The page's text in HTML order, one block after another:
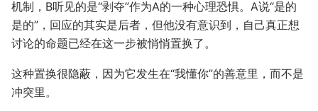
机制，B听见的是“剥夺”作为A的一种心理恐惧。A说“是的
是的”，回应的其实是后者，但他没有意识到，自己真正想
讨论的命题已经在这一步被悄悄置换了。
这种置换很隐蔽，因为它发生在“我懂你”的善意里，而不是
冲突里。